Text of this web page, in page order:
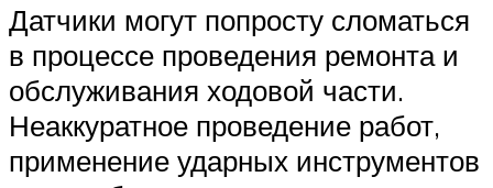
Датчики могут попросту сломаться
в процессе проведения ремонта и
обслуживания ходовой части.
Неаккуратное проведение работ,
применение ударных инструментов